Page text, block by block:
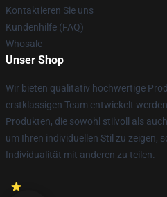
Kontaktieren Sie uns
Kundenhilfe (FAQ)
Whosale
Unser Shop
Wir bieten qualitativ hochwertige
erstklassigen Team entwickelt
Produkten, die sowohl stilvoll als
um Ihren individuellen Stil zu zeigen,
Individualität mit anderen zu teilen.